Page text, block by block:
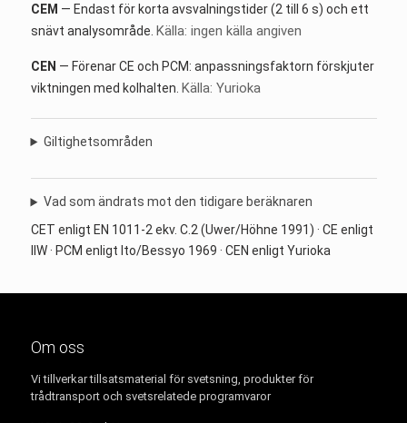
CEM — Endast för korta avsvalningstider (2 till 6 s) och ett
snävt analysområde. Källa: ingen källa angiven
CEN — Förenar CE och PCM: anpassningsfaktorn förskjuter
viktningen med kolhalten. Källa: Yurioka
Giltighetsområden
Vad som ändrats mot den tidigare beräknaren
CET enligt EN 1011-2 ekv. C.2 (Uwer/Höhne 1991) · CE enligt
IIW · PCM enligt Ito/Bessyo 1969 · CEN enligt Yurioka
Om oss
Vi tillverkar tillsatsmaterial för svetsning, produkter för
trådtransport och svetsrelatede programvaror